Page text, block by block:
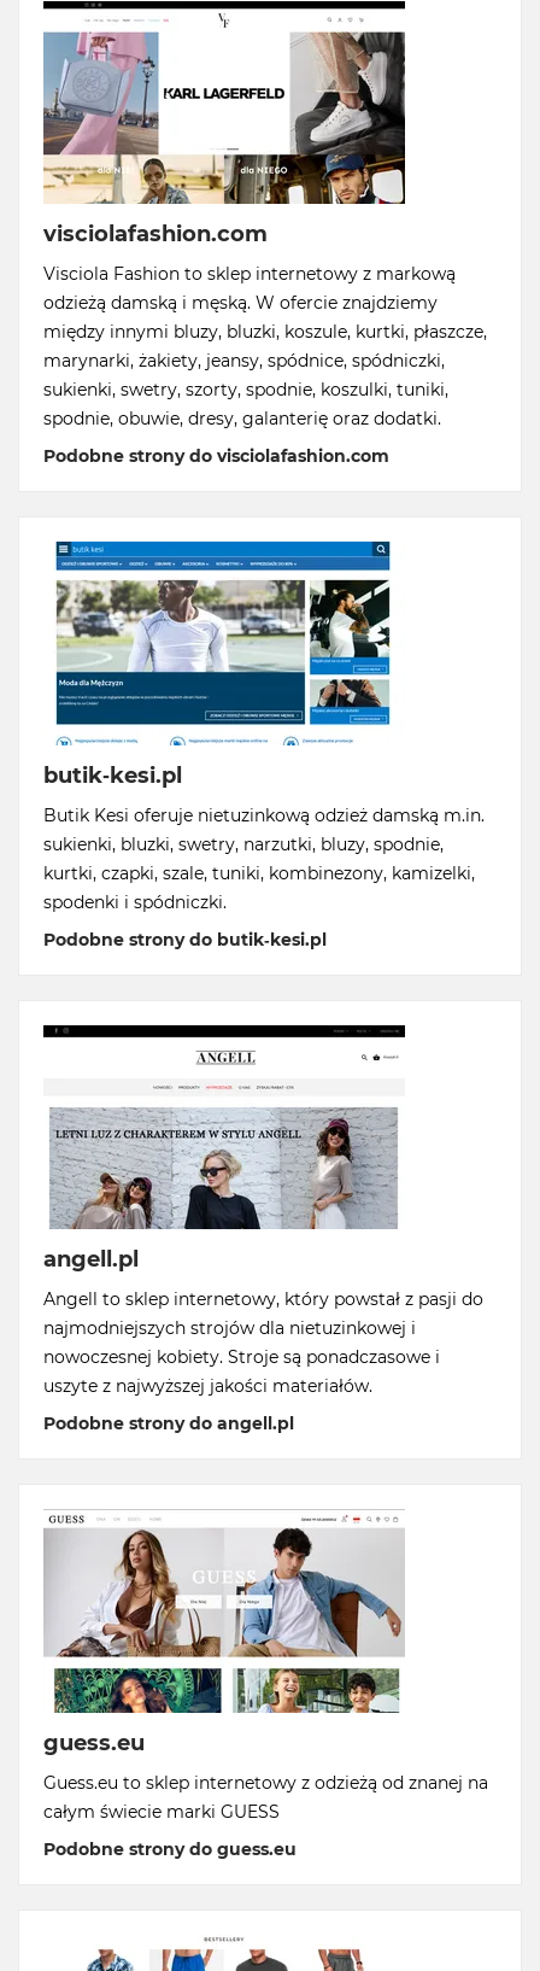
visciolafashion.com
Visciola Fashion to sklep internetowy z markową
odzieżą damską i męską. W ofercie znajdziemy
między innymi bluzy, bluzki, koszule, kurtki, płaszcze,
marynarki, żakiety, jeansy, spódnice, spódniczki,
sukienki, swetry, szorty, spodnie, koszulki, tuniki,
spodnie, obuwie, dresy, galanterię oraz dodatki.
Podobne strony do visciolafashion.com
butik-kesi.pl
Butik Kesi oferuje nietuzinkową odzież damską m.in.
sukienki, bluzki, swetry, narzutki, bluzy, spodnie,
kurtki, czapki, szale, tuniki, kombinezony, kamizelki,
spodenki i spódniczki.
Podobne strony do butik-kesi.pl
angell.pl
Angell to sklep internetowy, który powstał z pasji do
najmodniejszych strojów dla nietuzinkowej i
nowoczesnej kobiety. Stroje są ponadczasowe i
uszyte z najwyższej jakości materiałów.
Podobne strony do angell.pl
guess.eu
Guess.eu to sklep internetowy z odzieżą od znanej na
całym świecie marki GUESS
Podobne strony do guess.eu